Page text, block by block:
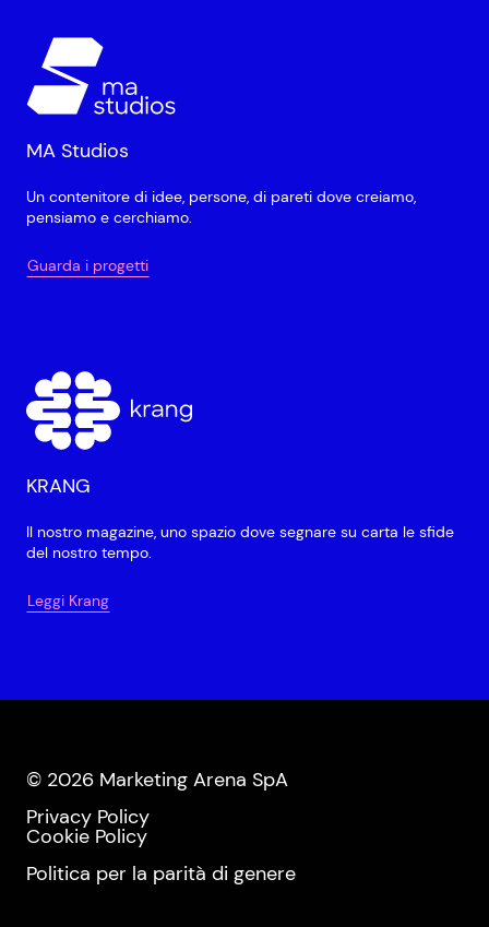
MA Studios
Un contenitore di idee, persone, di pareti dove creiamo,
pensiamo e cerchiamo.
Guarda i progetti
KRANG
Il nostro magazine, uno spazio dove segnare su carta le sfide
del nostro tempo.
Leggi Krang
© 2026 Marketing Arena SpA
Privacy Policy
Cookie Policy
Politica per la parità di genere